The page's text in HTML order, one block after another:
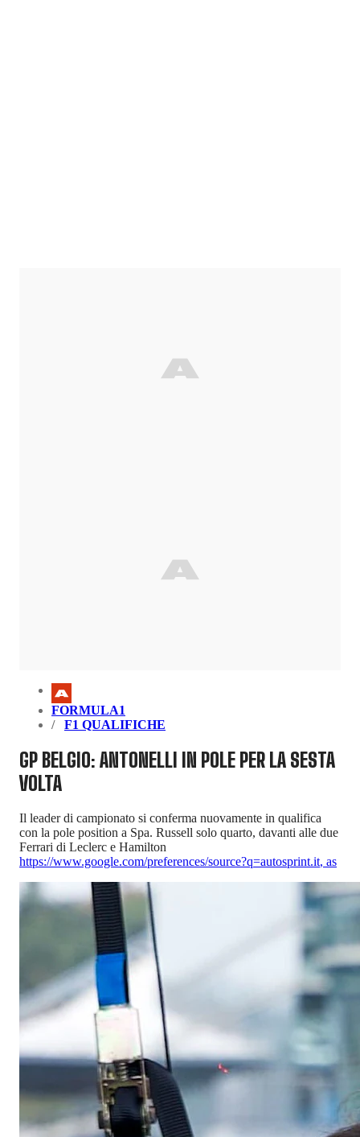
FORMULA1
F1 QUALIFICHE
GP BELGIO: ANTONELLI IN POLE PER LA SESTA
VOLTA
Il leader di campionato si conferma nuovamente in qualifica
con la pole position a Spa. Russell solo quarto, davanti alle due
Ferrari di Leclerc e Hamilton
https://www.google.com/preferences/source?q=autosprint.it, as